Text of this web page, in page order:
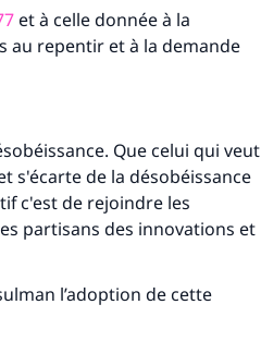
et à celle donnée à la
au repentir et à la demande
Que celui qui veut
s'écarte de la désobéissance
c'est de rejoindre les
partisans des innovations et
l’adoption de cette